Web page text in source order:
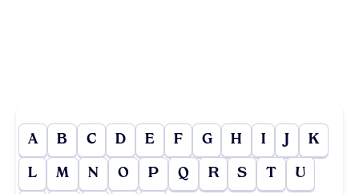
A B C D E F G H I J K
L M N O P Q R S T U